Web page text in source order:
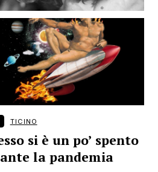
TICINO
si è un po’ spento
la pandemia